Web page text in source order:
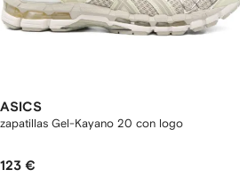
ASICS
zapatillas Gel-Kayano 20 con logo
123 €